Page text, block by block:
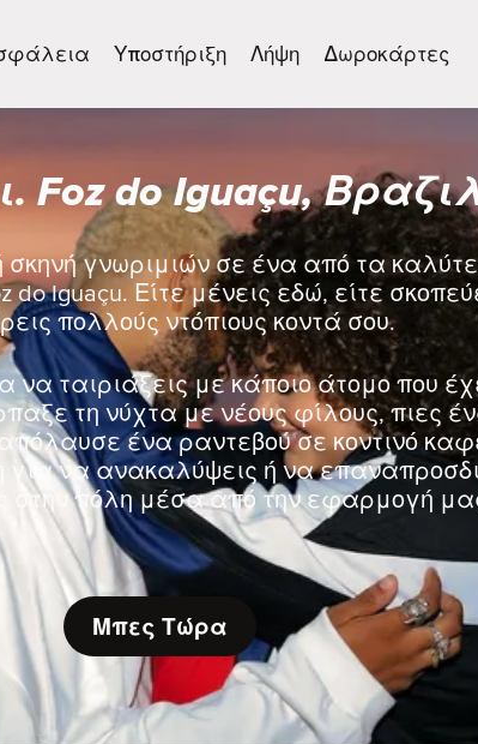
Υποστήριξη Λήψη Δωροκάρτες
Foz do Iguaçu,
σκηνή γνωριμιών σε ένα από τα
do Iguaçu. Είτε μένεις εδώ, είτε
πολλούς ντόπιους κοντά σου.
να ταιριάξεις με κάποιο άτομο που
τη νύχτα με νέους φίλους, πιες
ένα ραντεβού σε κοντινό
να ανακαλύψεις ή να
στην πόλη μέσα από την εφαρμογή
Μπες Τώρα